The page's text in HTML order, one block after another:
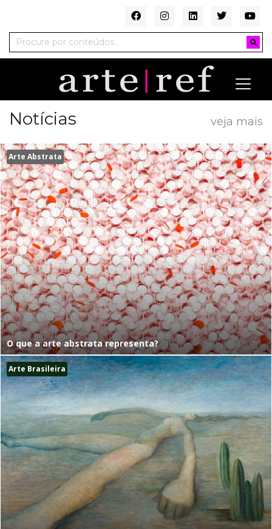
Notícias veja mais
Arte Abstrata
O que a arte abstrata representa?
Arte Brasileira